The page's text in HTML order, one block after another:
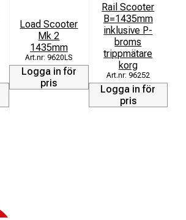
Load Scooter
Mk 2
1435mm
9620LS
Logga in för
pris
Rail Scooter
B=1435mm
inklusive P-
broms
trippmätare
korg
96252
Logga in för
pris